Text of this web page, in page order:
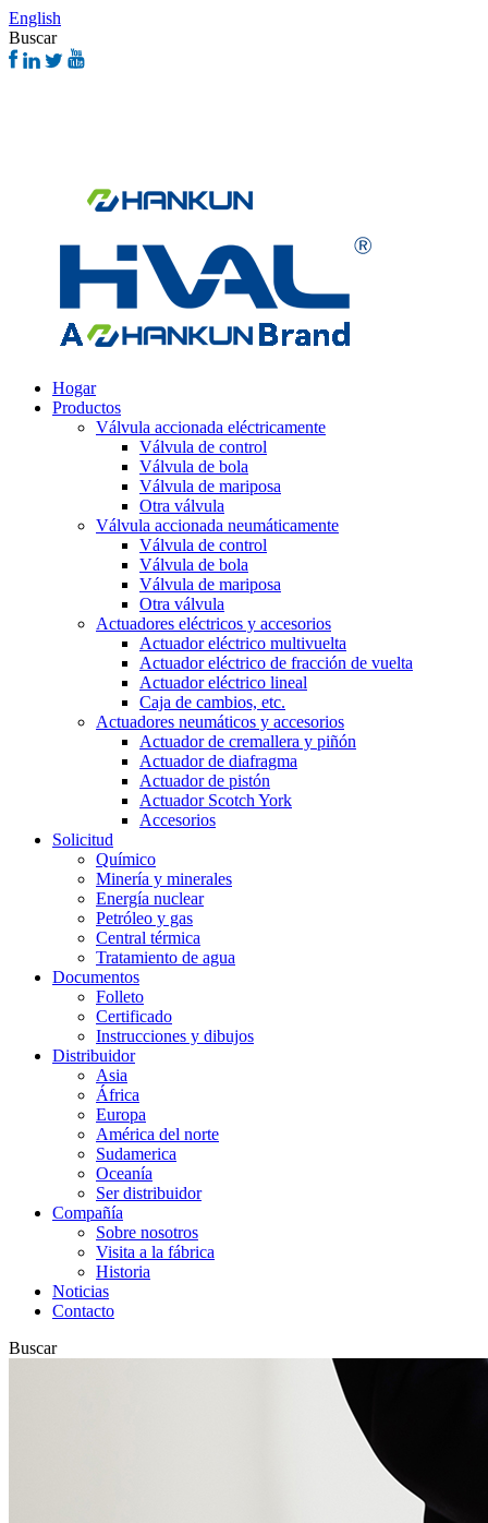
English
Buscar
Hogar
Productos
Válvula accionada eléctricamente
Válvula de control
Válvula de bola
Válvula de mariposa
Otra válvula
Válvula accionada neumáticamente
Válvula de control
Válvula de bola
Válvula de mariposa
Otra válvula
Actuadores eléctricos y accesorios
Actuador eléctrico multivuelta
Actuador eléctrico de fracción de vuelta
Actuador eléctrico lineal
Caja de cambios, etc.
Actuadores neumáticos y accesorios
Actuador de cremallera y piñón
Actuador de diafragma
Actuador de pistón
Actuador Scotch York
Accesorios
Solicitud
Químico
Minería y minerales
Energía nuclear
Petróleo y gas
Central térmica
Tratamiento de agua
Documentos
Folleto
Certificado
Instrucciones y dibujos
Distribuidor
Asia
África
Europa
América del norte
Sudamerica
Oceanía
Ser distribuidor
Compañía
Sobre nosotros
Visita a la fábrica
Historia
Noticias
Contacto
Buscar